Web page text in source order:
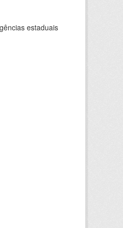
estaduais